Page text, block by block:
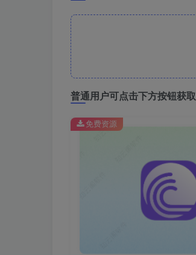
普通用户可点击下方按钮获取
免费资源